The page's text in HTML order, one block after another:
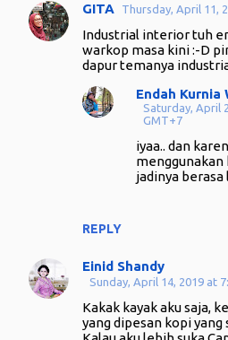
GITA Thursday, April 11,
Industrial interior tuh
warkop masa kini :-D
dapur temanya
REPLY
Endah Kurnia
Saturday, April
GMT+7
iyaa.. dan
menggunakan
jadinya
Einid Shandy
Sunday, April 14, 2019 at
Kakak kayak aku saja,
yang dipesan kopi yang